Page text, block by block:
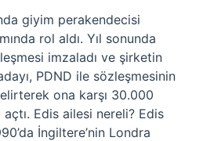
giyim perakendecisi
rol aldı. Yıl sonunda
imzaladı ve şirketin
PDND ile sözleşmesinin
ona karşı 30.000
açtı. Edis ailesi nereli? Edis
İngiltere’nin Londra